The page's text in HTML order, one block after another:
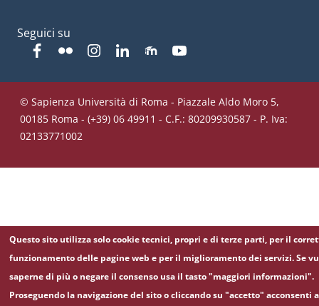
Seguici su
Facebook
Flickr InstagramLinkedinMoodle
© Sapienza Università di Roma - Piazzale Aldo Moro 5,
00185 Roma - (+39) 06 49911 - C.F.: 80209930587 - P. Iva:
02133771002
Questo sito utilizza solo cookie tecnici, propri e di terze parti, per il
funzionamento delle pagine web e per il miglioramento dei servizi. Se
saperne di più o negare il consenso usa il tasto "maggiori informazioni".
Proseguendo la navigazione del sito o cliccando su "accetto" acconsenti